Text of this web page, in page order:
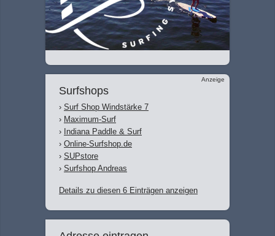
Anzeige
Surfshops
› Surf Shop Windstärke 7
› Maximum-Surf
› Indiana Paddle & Surf
› Online-Surfshop.de
› SUPstore
› Surfshop Andreas
Details zu diesen 6 Einträgen anzeigen